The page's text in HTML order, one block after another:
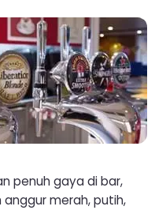
yang santai dan
dan menikmati
penuh gaya di bar,
merah, putih,